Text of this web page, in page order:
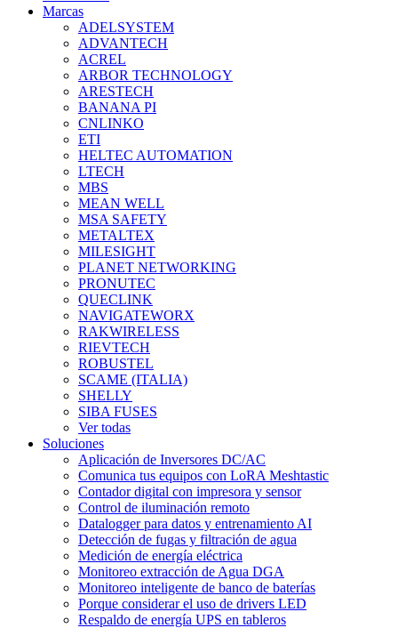
Marcas
ADELSYSTEM
ADVANTECH
ACREL
ARBOR TECHNOLOGY
ARESTECH
BANANA PI
CNLINKO
ETI
HELTEC AUTOMATION
LTECH
MBS
MEAN WELL
MSA SAFETY
METALTEX
MILESIGHT
PLANET NETWORKING
PRONUTEC
QUECLINK
NAVIGATEWORX
RAKWIRELESS
RIEVTECH
ROBUSTEL
SCAME (ITALIA)
SHELLY
SIBA FUSES
Ver todas
Soluciones
Aplicación de Inversores DC/AC
Comunica tus equipos con LoRA Meshtastic
Contador digital con impresora y sensor
Control de iluminación remoto
Datalogger para datos y entrenamiento AI
Detección de fugas y filtración de agua
Medición de energía eléctrica
Monitoreo extracción de Agua DGA
Monitoreo inteligente de banco de baterías
Porque considerar el uso de drivers LED
Respaldo de energía UPS en tableros